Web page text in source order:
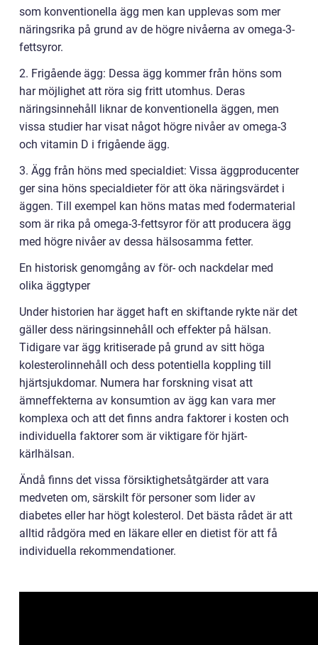
som konventionella ägg men kan upplevas som mer
näringsrika på grund av de högre nivåerna av omega-3-
fettsyror.
2. Frigående ägg: Dessa ägg kommer från höns som
har möjlighet att röra sig fritt utomhus. Deras
näringsinnehåll liknar de konventionella äggen, men
vissa studier har visat något högre nivåer av omega-3
och vitamin D i frigående ägg.
3. Ägg från höns med specialdiet: Vissa äggproducenter
ger sina höns specialdieter för att öka näringsvärdet i
äggen. Till exempel kan höns matas med fodermaterial
som är rika på omega-3-fettsyror för att producera ägg
med högre nivåer av dessa hälsosamma fetter.
En historisk genomgång av för- och nackdelar med
olika äggtyper
Under historien har ägget haft en skiftande rykte när det
gäller dess näringsinnehåll och effekter på hälsan.
Tidigare var ägg kritiserade på grund av sitt höga
kolesterolinnehåll och dess potentiella koppling till
hjärtsjukdomar. Numera har forskning visat att
ämneffekterna av konsumtion av ägg kan vara mer
komplexa och att det finns andra faktorer i kosten och
individuella faktorer som är viktigare för hjärt-
kärlhälsan.
Ändå finns det vissa försiktighetsåtgärder att vara
medveten om, särskilt för personer som lider av
diabetes eller har högt kolesterol. Det bästa rådet är att
alltid rådgöra med en läkare eller en dietist för att få
individuella rekommendationer.